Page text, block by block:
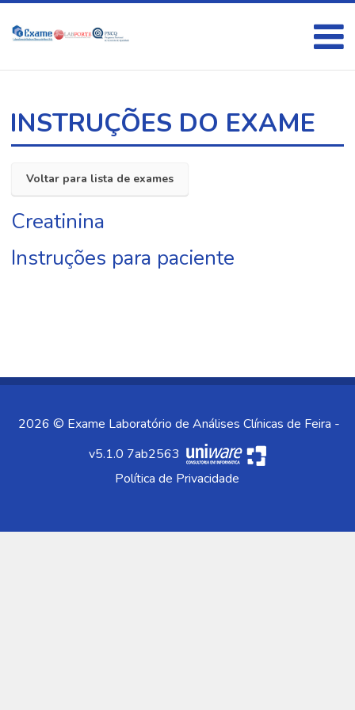
INSTRUÇÕES DO EXAME
Voltar para lista de exames
Creatinina
Instruções para paciente
2026 © Exame Laboratório de Análises Clínicas de Feira -
v5.1.0 7ab2563
Política de Privacidade